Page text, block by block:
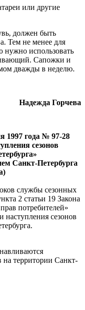
или другие
должен быть
Тем не менее для
нужно использовать
Сапожки и
дважды в неделю.
Надежда Горчева
1997 года № 97-28
сезонов
Санкт-Петербурга
службы сезонных
2 статьи 19 Закона
потребителей»
наступления сезонов
на территории Санкт-